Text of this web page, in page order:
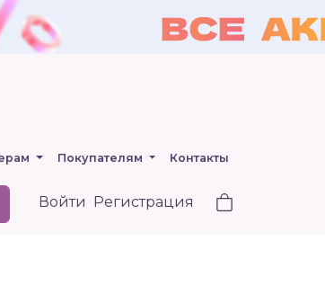
Покупателям Контакты
Войти Регистрация